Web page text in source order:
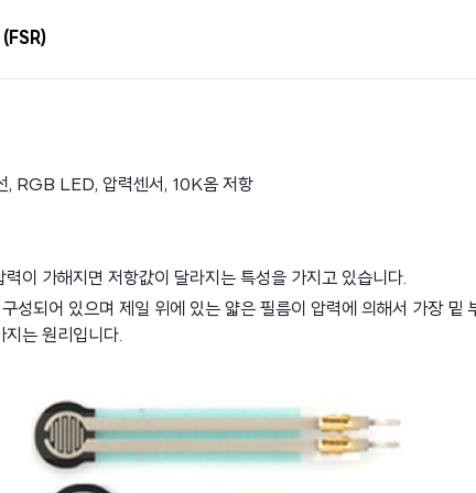
(FSR)
, RGB LED, 압력센서, 10K옴 저항
이 가해지면 저항값이 달라지는 특성을 가지고 있습니다.
성되어 있으며 제일 위에 있는 얇은 필름이 압력에 의해서 가장 밑
지는 원리입니다.